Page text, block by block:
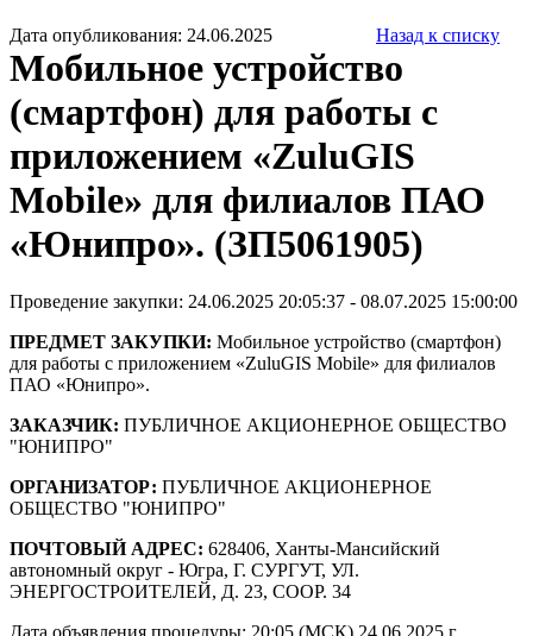
Дата опубликования: 24.06.2025 Назад к списку
Мобильное устройство
(смартфон) для работы с
приложением «ZuluGIS
Mobile» для филиалов ПАО
«Юнипро». (ЗП5061905)
Проведение закупки: 24.06.2025 20:05:37 - 08.07.2025 15:00:00
ПРЕДМЕТ ЗАКУПКИ: Мобильное устройство (смартфон)
для работы с приложением «ZuluGIS Mobile» для филиалов
ПАО «Юнипро».
ЗАКАЗЧИК: ПУБЛИЧНОЕ АКЦИОНЕРНОЕ ОБЩЕСТВО
"ЮНИПРО"
ОРГАНИЗАТОР: ПУБЛИЧНОЕ АКЦИОНЕРНОЕ
ОБЩЕСТВО "ЮНИПРО"
ПОЧТОВЫЙ АДРЕС: 628406, Ханты-Мансийский
автономный округ - Югра, Г. СУРГУТ, УЛ.
ЭНЕРГОСТРОИТЕЛЕЙ, Д. 23, СООР. 34
Дата объявления процедуры: 20:05 (МСК) 24.06.2025 г.